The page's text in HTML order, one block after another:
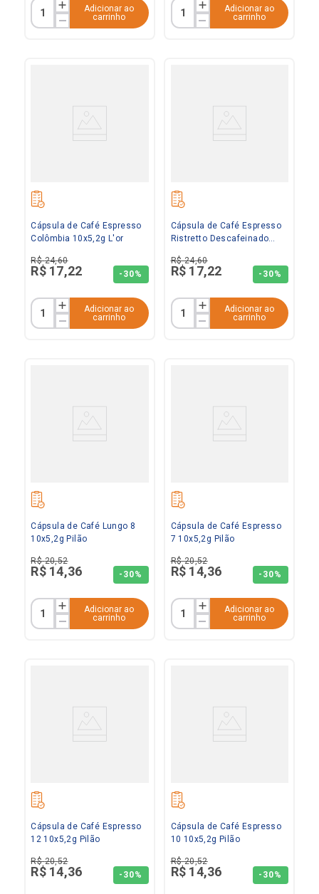
Adicionar ao
carrinho
Adicionar ao
carrinho
Cápsula de Café Espresso
Colômbia 10x5,2g L'or
R$ 24,60
R$ 17,22 - 30%
Adicionar ao
carrinho
Cápsula de Café Espresso
Ristretto Descafeinado
R$ 24,60
R$ 17,22 - 30%
Adicionar ao
carrinho
Cápsula de Café Lungo 8
10x5,2g Pilão
R$ 20,52
R$ 14,36 - 30%
Adicionar ao
carrinho
Cápsula de Café Espresso
7 10x5,2g Pilão
R$ 20,52
R$ 14,36 - 30%
Adicionar ao
carrinho
Cápsula de Café Espresso
12 10x5,2g Pilão
R$ 20,52
R$ 14,36 - 30%
Cápsula de Café Espresso
10 10x5,2g Pilão
R$ 20,52
R$ 14,36 - 30%